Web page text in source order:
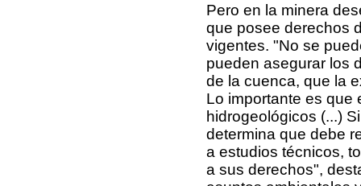
Pero en la minera
que posee derechos
vigentes. "No se
pueden asegurar los
de la cuenca, que la
Lo importante es que
hidrogeológicos (...)
determina que debe
a estudios técnicos,
a sus derechos",